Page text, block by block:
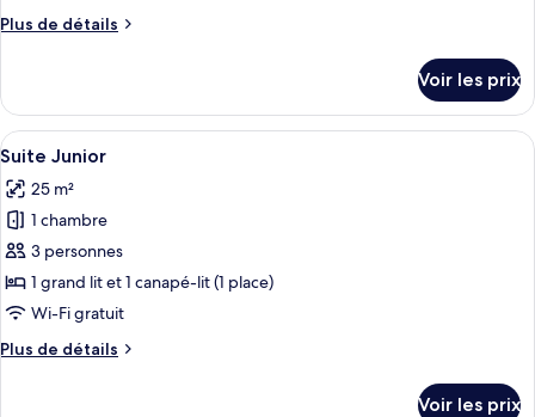
chambre :
Supérieure
Plus de détails
Plus
le
type
de
Chambre
Double
Voir les prix
Afficher
toutes
les
photos
pour
ce
type
chambre :
Une chambre d’hôtel avec un lit, un
18
Suite Junior
25 m²
1 chambre
3 personnes
1 grand lit et 1 canapé-lit (1 place)
Wi-Fi gratuit
Plus de détails
Plus
Voir les prix